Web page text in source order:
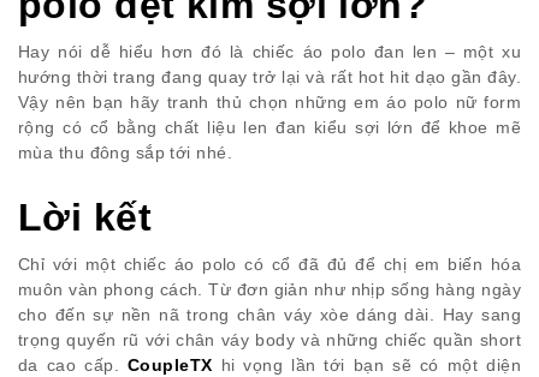
Hay nói dễ hiểu hơn đó là chiếc áo polo đan len – một xu
hướng thời trang đang quay trở lại và rất hot hit dạo gần đây.
Vậy nên bạn hãy tranh thủ chọn những em áo polo nữ form
rộng có cổ bằng chất liệu len đan kiểu sợi lớn để khoe mẽ
mùa thu đông sắp tới nhé.
Lời kết
Chỉ với một chiếc áo polo có cổ đã đủ để chị em biến hóa
muôn vàn phong cách. Từ đơn giản như nhịp sống hàng ngày
cho đến sự nền nã trong chân váy xòe dáng dài. Hay sang
trọng quyến rũ với chân váy body và những chiếc quần short
da cao cấp. CoupleTX hi vọng lần tới bạn sẽ có một diện